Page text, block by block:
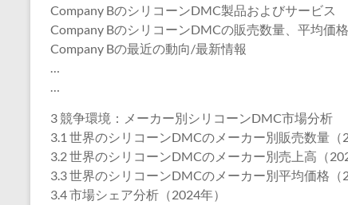
Company BのシリコーンDMC製品およびサービス
Company BのシリコーンDMCの販売数量、平均価
Company Bの最近の動向/最新情報
…
…
3 競争環境：メーカー別シリコーンDMC市場分析
3.1 世界のシリコーンDMCのメーカー別販売数量（
3.2 世界のシリコーンDMCのメーカー別売上高（
3.3 世界のシリコーンDMCのメーカー別平均価格（
3.4 市場シェア分析（2024年）